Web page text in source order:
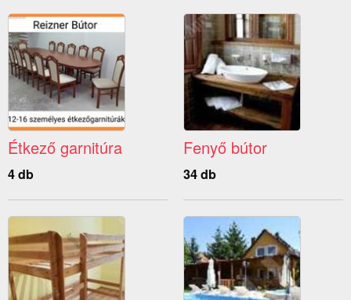
Étkező garnitúra
4 db
Fenyő bútor
34 db